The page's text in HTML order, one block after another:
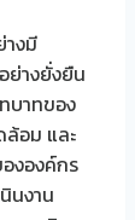
งมี
ย่างยั่งยืน
บาทของ
อม และ
งองค์กร
นงาน